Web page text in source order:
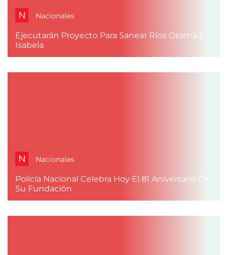
N Nacionales
Ejecutarán Proyecto Para Sanear Ríos Ozama E
Isabela
N Nacionales
Policía Nacional Celebra Hoy El 81 Aniversario De
Su Fundación